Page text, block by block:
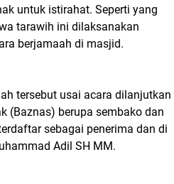
tarawih ini dilaksanakan
berjamaah di masjid.
tersebut usai acara dilanjutkan
(Baznas) berupa sembako dan
sebagai penerima dan di
Adil SH MM.